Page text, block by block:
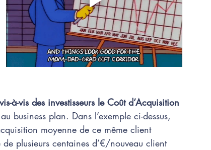
à-vis des investisseurs le Coût d’Acquisition
business plan. Dans l’exemple ci-dessus,
moyenne de ce même client
plusieurs centaines d’€/nouveau client